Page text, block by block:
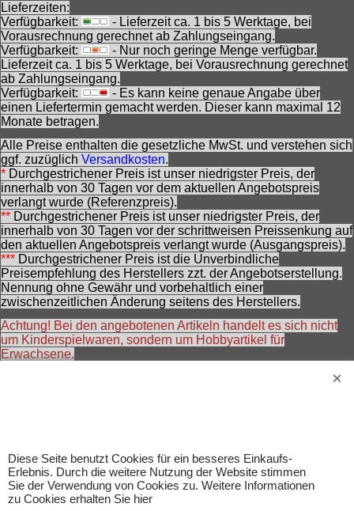
Lieferzeiten:
Verfügbarkeit:
- Lieferzeit ca. 1 bis 5 Werktage, bei
Vorausrechnung gerechnet ab Zahlungseingang.
Verfügbarkeit:
- Nur noch geringe Menge verfügbar.
Lieferzeit ca. 1 bis 5 Werktage, bei Vorausrechnung gerechnet
ab Zahlungseingang.
Verfügbarkeit:
- Es kann keine genaue Angabe über
einen Liefertermin gemacht werden. Dieser kann maximal 12
Monate betragen.
Alle Preise enthalten die gesetzliche MwSt. und verstehen sich
ggf. zuzüglich Versandkosten.
* Durchgestrichener Preis ist unser niedrigster Preis, der
innerhalb von 30 Tagen vor dem aktuellen Angebotspreis
verlangt wurde (Referenzpreis).
** Durchgestrichener Preis ist unser niedrigster Preis, der
innerhalb von 30 Tagen vor der schrittweisen Preissenkung auf
den aktuellen Angebotspreis verlangt wurde (Ausgangspreis).
*** Durchgestrichener Preis ist die Unverbindliche
Preisempfehlung des Herstellers zzt. der Angebotserstellung.
Nennung ohne Gewähr und vorbehaltlich einer
zwischenzeitlichen Änderung seitens des Herstellers.
Achtung! Bei den angebotenen Artikeln handelt es sich nicht
um Kinderspielwaren, sondern um Hobbyartikel für
Erwachsene.
Diese Seite benutzt Cookies für ein besseres Einkaufs-
Erlebnis. Durch die weitere Nutzung der Website stimmen
Sie der Verwendung von Cookies zu. Weitere Informationen
zu Cookies erhalten Sie hier